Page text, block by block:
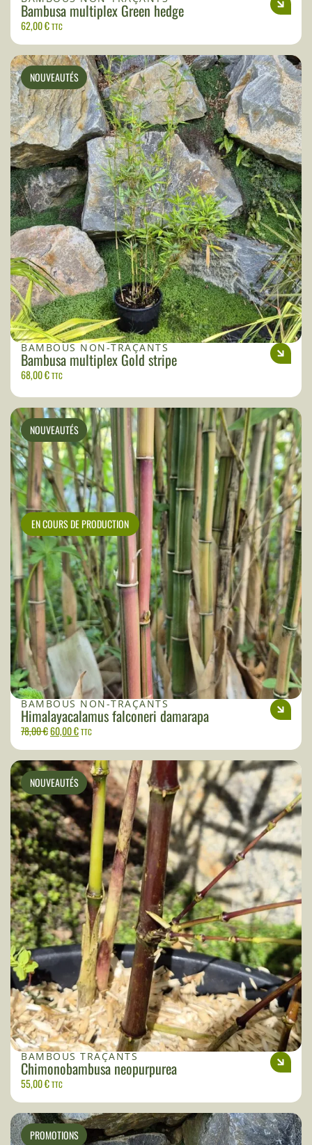
Bambusa multiplex Green hedge
62,00€TTC
BAMBOUS NON-TRAÇANTS
Bambusa multiplex Gold stripe
68,00€TTC
NOUVEAUTÉS
BAMBOUS NON-TRAÇANTS
Himalayacalamus falconeri damarapa
78,00€60,00€TTC
NOUVEAUTÉS
EN COURS DE PRODUCTION
BAMBOUS TRAÇANTS
Chimonobambusa neopurpurea
55,00€TTC
NOUVEAUTÉS
PROMOTIONS